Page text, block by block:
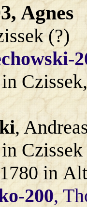
, Agnes
(?)
,
Czissek
in
200,